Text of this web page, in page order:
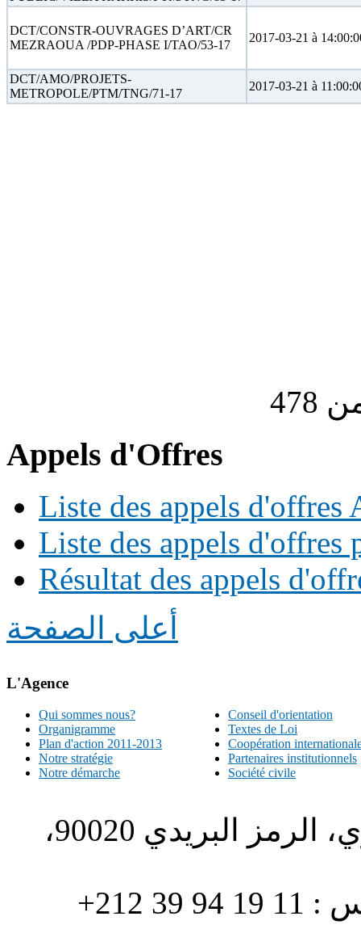
DCT/CONSTR-OUVRAGES D’ART/CR
MEZRAOUA /PDP-PHASE I/TAO/53-17
2017-03-21 à
DCT/AMO/PROJETS-
METROPOLE/PTM/TNG/71-17
2017-03-21 à
Appels d'Offres
Liste des appels d'offres
Liste des appels d'offres
Résultat des appels
أعلى الصفحة
L'Agence
Qui sommes nous?
Organigramme
Plan d'action 2011-2013
Notre stratégie
Notre démarche
Conseil d'orientation
Textes de Loi
Coopération
Partenaires institutionnels
Société civile
الطبري ص.ب. 1196، الحي الاداري، الرمز البريدي 90020،
هاتف : 90/88 32 94 39 212+ فاكس : 11 19 94 39 212+